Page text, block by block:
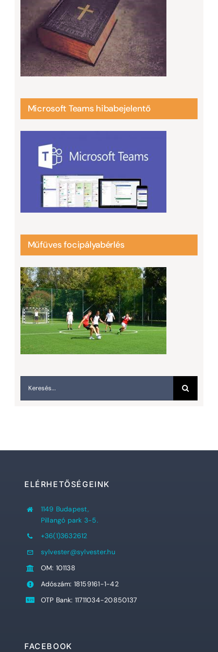
Microsoft Teams hibabejelentő
Műfüves focipályabérlés
ELÉRHETŐSÉGEINK
1149 Budapest,
Pillangó park 3-5.
+36(1)3632612
sylvester@sylvester.hu
OM: 101138
Adószám: 18159161-1-42
OTP Bank: 11711034-20850137
FACEBOOK